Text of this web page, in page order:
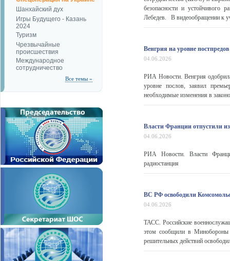
Шанхайский дух
Игры Будущего - Казань
2024
Туризм
Чрезвычайные
происшествия
Международное
сотрудничество
Все темы »
безопасности и устойчивого
Лебедев. В видеообращении к
Венгрия на уровне
04.06.2026
РИА Новости. Венгрия
уровне послов, заявил
необходимые изменения в
Власти Франции отпустили
04.06.2026
РИА Новости. Власти
радиостанция
ВС РФ освободили
04.06.2026
ТАСС. Российские
этом сообщили в Минобороны
решительных действий